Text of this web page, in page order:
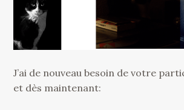
J’ai de nouveau besoin de votre
et dès maintenant: